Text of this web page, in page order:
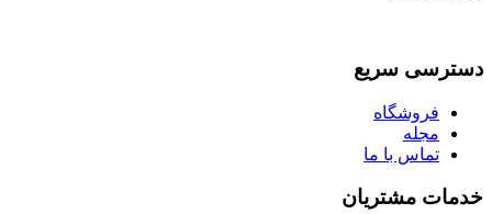
دسترسی سریع
فروشگاه
مجله
تماس با ما
خدمات مشتریان